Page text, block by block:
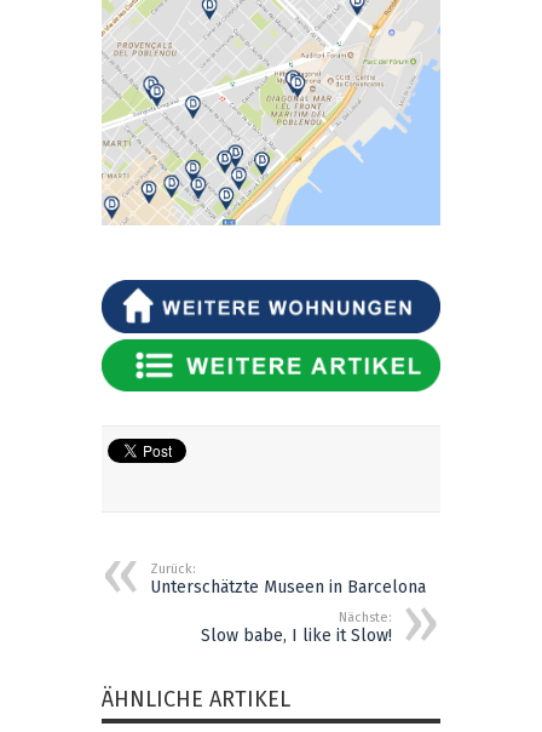
Zurück:
Unterschätzte Museen in Barcelona
Nächste:
Slow babe, I like it Slow!
ÄHNLICHE ARTIKEL